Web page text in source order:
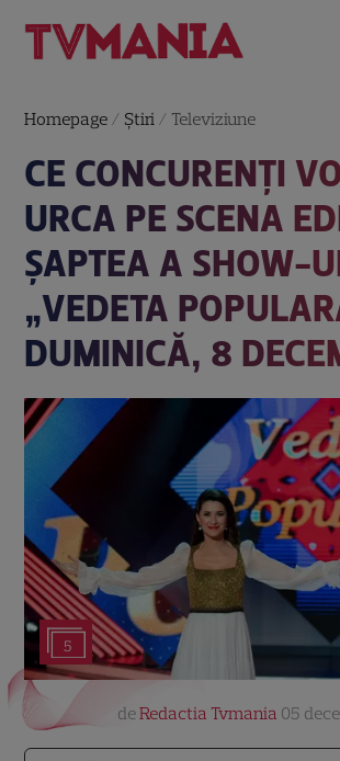
Homepage / Știri / Televiziune
CE CONCURENŢI
URCA PE SCENA
ŞAPTEA A SHOW-
„VEDETA
DUMINICĂ, 8
5
deRedactia Tvmania 05